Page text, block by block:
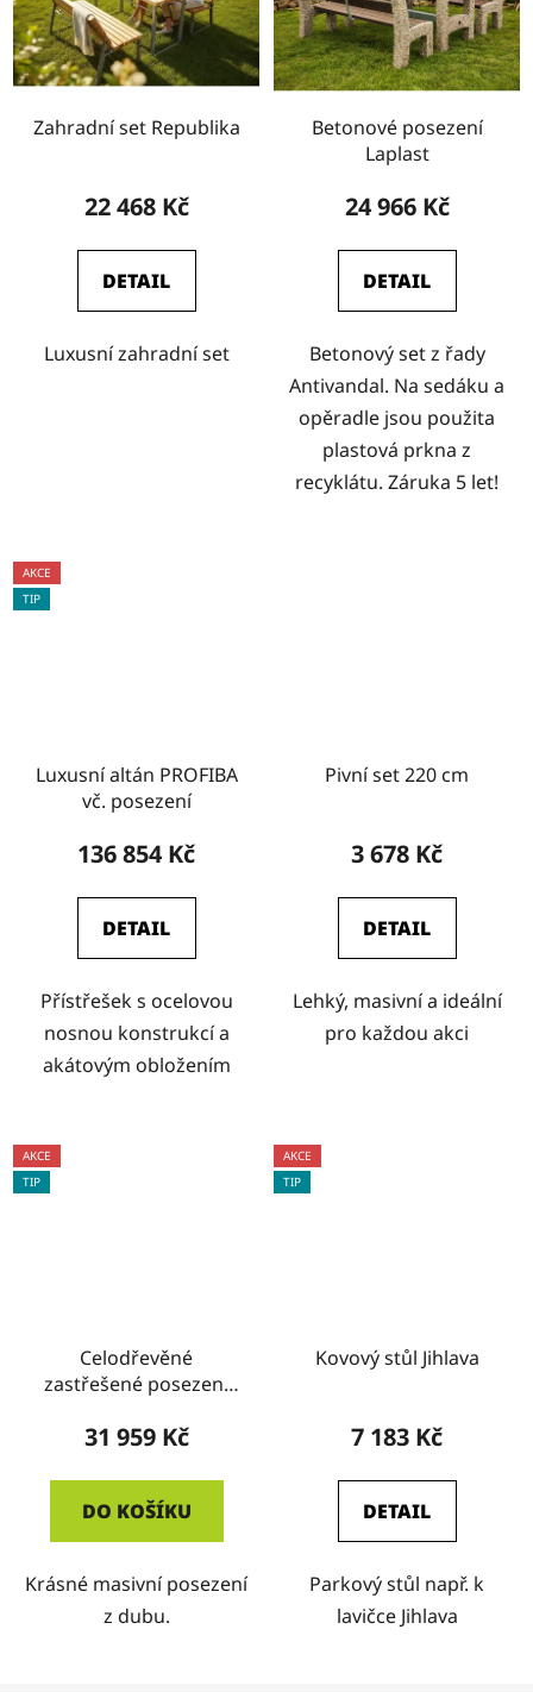
Zahradní set Republika
22 468 Kč
DETAIL
Luxusní zahradní set
Betonové posezení
Laplast
24 966 Kč
DETAIL
Betonový set z řady
Antivandal. Na sedáku a
opěradle jsou použita
plastová prkna z
recyklátu. Záruka 5 let!
AKCE
TIP
Luxusní altán PROFIBA
vč. posezení
136 854 Kč
DETAIL
Přístřešek s ocelovou
nosnou konstrukcí a
akátovým obložením
Pivní set 220 cm
3 678 Kč
DETAIL
Lehký, masivní a ideální
pro každou akci
AKCE
TIP
Celodřevěné
zastřešené posezení
31 959 Kč
DO KOŠÍKU
Krásné masivní posezení
z dubu.
AKCE
TIP
Kovový stůl Jihlava
7 183 Kč
DETAIL
Parkový stůl např. k
lavičce Jihlava